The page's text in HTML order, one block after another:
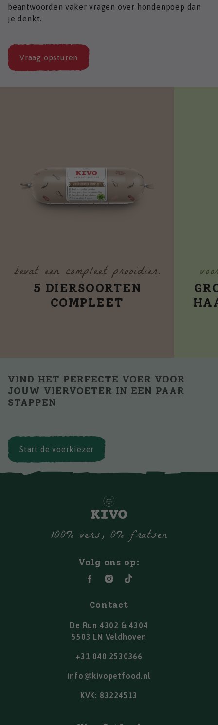
beantwoorden vaker vragen over hondenpoep dan
je denkt.
Vraag opsturen
bevat een compleet prooidier.
5 DIERSOORTEN
COMPLEET
VIND HET PERFECTE VOER VOOR
JOUW VIERVOETER IN EEN PAAR
STAPPEN
Start de voerkiezer
100% vers, 0% fratsen
Volg ons op:
Contact
De Run 4302 & 4304
5503 LN Veldhoven
+31 040 2530366
info@kivopetfood.nl
KVK: 83224513